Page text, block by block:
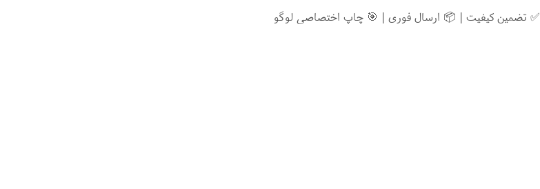
✅ تضمین کیفیت | 📦 ارسال فوری | 🎯 چاپ اختصاصی لوگو